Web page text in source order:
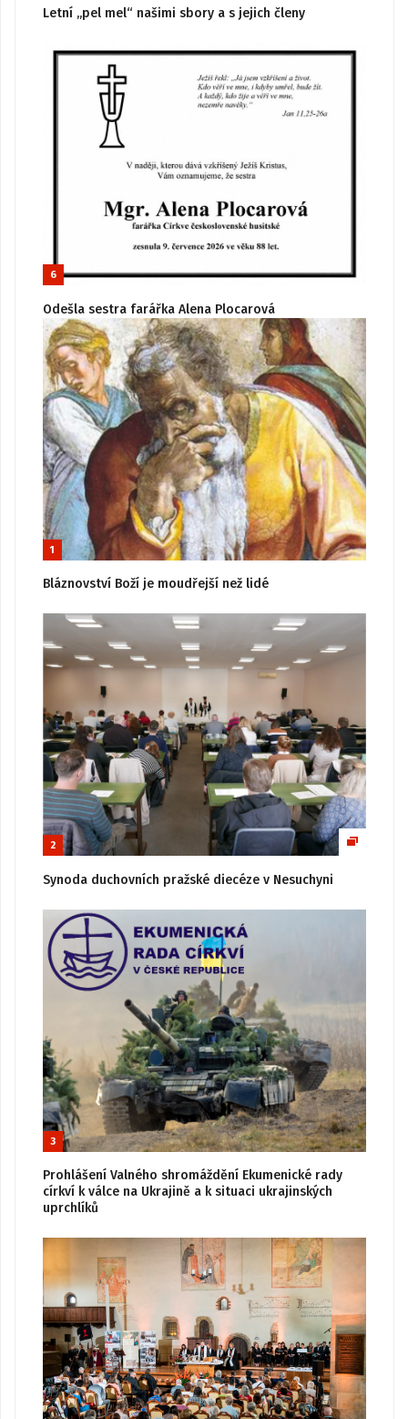
Letní „pel mel“ našimi sbory a s jejich členy
6
Odešla sestra farářka Alena Plocarová
1
Bláznovství Boží je moudřejší než lidé
2
Synoda duchovních pražské diecéze v Nesuchyni
3
Prohlášení Valného shromáždění Ekumenické rady
církví k válce na Ukrajině a k situaci ukrajinských
uprchlíků